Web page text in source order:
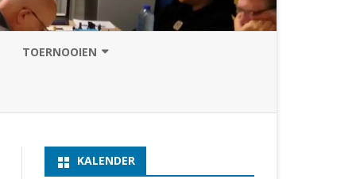
ASSEN 2
ASSEN I
TOERNOOIEN
KALENDER